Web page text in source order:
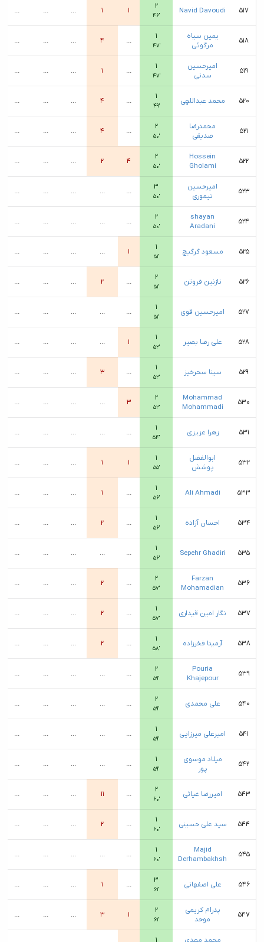
۵۱۷ Navid Davoudi ۲
۴۶′
۱ ۱ ...
...
...
۵۱۸
یمین سیاه
مرگوئی
۱
۴۷′
... ۴ ...
...
...
۵۱۹
امیرحسین
سدنی
۱
۴۷′
... ۱ ...
...
...
۵۲۰ محمد عبداللهی ۱
۴۹′
... ۴ ...
...
...
۵۲۱
محمدرضا
صدیقی
۲
۵۰′
... ۴ ...
...
...
۵۲۲
Hossein
Gholami
۲
۵۰′
۴ ۲ ...
...
...
۵۲۳
امیرحسین
تیموری
۳
۵۰′
...
...
...
...
...
۵۲۴
shayan
Aradani
۲
۵۰′
...
...
...
...
...
۵۲۵ مسعود گرگیچ ۱
۵۱′
۱ ...
...
...
...
۵۲۶ نازنین فروتن ۲
۵۱′
... ۲ ...
...
...
۵۲۷ امیرحسین قوی ۱
۵۱′
...
...
...
...
...
۵۲۸ علی رضا بصیر ۱
۵۲′
۱ ...
...
...
...
۵۲۹ سینا سحرخیز ۱
۵۲′
... ۳ ...
...
...
۵۳۰
Mohammad
Mohammadi
۲
۵۲′
۳ ...
...
...
...
۵۳۱ زهرا عزیزی ۱
۵۴′
...
...
...
...
...
۵۳۲
ابوالفضل
پوشش
۱
۵۵′
۱ ۱ ...
...
...
۵۳۳ Ali Ahmadi ۱
۵۶′
... ۱ ...
...
...
۵۳۴ احسان آزاده ۱
۵۶′
... ۲ ...
...
...
۵۳۵ Sepehr Ghadiri ۱
۵۶′
...
...
...
...
...
۵۳۶
Farzan
Mohamadian
۲
۵۷′
... ۲ ...
...
...
۵۳۷ نگار امین قیداری ۱
۵۷′
... ۲ ...
...
...
۵۳۸ آرمیتا فخرزاده ۱
۵۸′
... ۲ ...
...
...
۵۳۹
Pouria
Khajepour
۲
۵۹′
...
...
...
...
...
۵۴۰ علی محمدی ۲
۵۹′
...
...
...
...
...
۵۴۱ امیرعلی میرزایی ۱
۵۹′
...
...
...
...
...
۵۴۲
میلاد موسوی
پور
۱
۵۹′
...
...
...
...
...
۵۴۳ امیررضا غیاثی ۲
۶۰′
... ۱۱ ...
...
...
۵۴۴ سید علی حسینی ۱
۶۰′
... ۲ ...
...
...
۵۴۵
Majid
Derhambakhsh
۱
۶۰′
...
...
...
...
...
۵۴۶ علی اصفهانی ۳
۶۱′
... ۱ ...
...
...
۵۴۷
پدرام کریمی
موحد
۲
۶۱′
۱ ۳ ...
...
...